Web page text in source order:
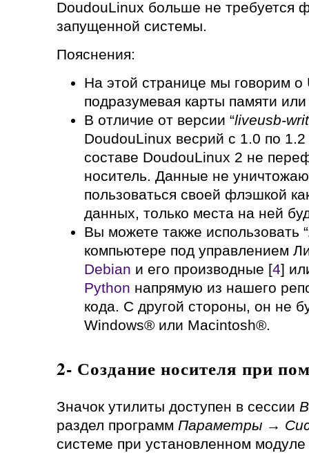
DoudouLinux больше не требуется
запущенной системы.
Пояснения:
На этой странице мы говорим о
подразумевая карты памяти
В отличие от версии “liveusb-
DoudouLinux весрий с 1.0 по 1.2
составе DoudouLinux 2 не
носитель. Данные не
пользоваться своей флэшкой
данных, только места на ней
Вы можете также использовать “
компьютере под управлением
Debian и его производные [4]
Python напрямую из нашего
кода. С другой стороны, он не
Windows® или Macintosh®.
2- Создание носителя при
Значок утилиты доступен в сессии
раздел программ Параметры →
системе при установленном